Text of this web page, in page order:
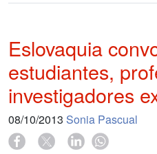
Eslovaquia
estudiantes,
investigadores
08/10/2013 Sonia Pascual